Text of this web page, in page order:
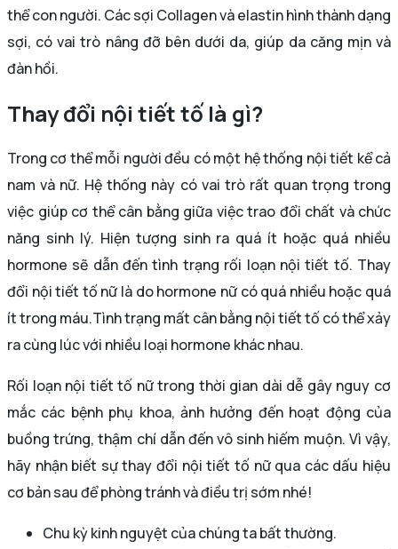
thể con người. Các sợi Collagen và elastin hình thành dạng
sợi, có vai trò nâng đỡ bên dưới da, giúp da căng mịn và
đàn hồi.
Thay đổi nội tiết tố là gì?
Trong cơ thể mỗi người đều có một hệ thống nội tiết kể cả
nam và nữ. Hệ thống này có vai trò rất quan trọng trong
việc giúp cơ thể cân bằng giữa việc trao đổi chất và chức
năng sinh lý. Hiện tượng sinh ra quá ít hoặc quá nhiều
hormone sẽ dẫn đến tình trạng rối loạn nội tiết tố. Thay
đổi nội tiết tố nữ là do hormone nữ có quá nhiều hoặc quá
ít trong máu.Tình trạng mất cân bằng nội tiết tố có thể xảy
ra cùng lúc với nhiều loại hormone khác nhau.
Rối loạn nội tiết tố nữ trong thời gian dài dễ gây nguy cơ
mắc các bệnh phụ khoa, ảnh hưởng đến hoạt động của
buồng trứng, thậm chí dẫn đến vô sinh hiếm muộn. Vì vậy,
hãy nhận biết sự thay đổi nội tiết tố nữ qua các dấu hiệu
cơ bản sau để phòng tránh và điều trị sớm nhé!
Chu kỳ kinh nguyệt của chúng ta bất thường.